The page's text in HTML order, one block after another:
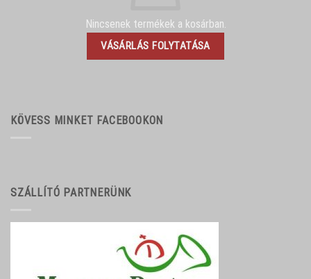
Nincsenek termékek a kosárban.
VÁSÁRLÁS FOLYTATÁSA
KÖVESS MINKET FACEBOOKON
SZÁLLÍTÓ PARTNERÜNK